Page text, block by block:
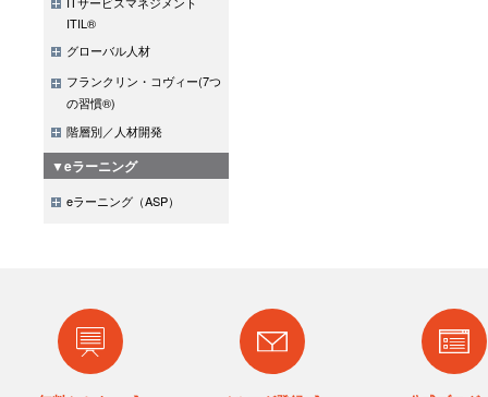
ITIL®
グローバル人材
フランクリン・コヴィー(7つ
の習慣®)
階層別／人材開発
▼eラーニング
eラーニング（ASP）